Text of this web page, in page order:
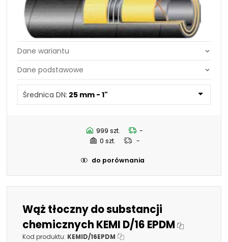
Średnica DN:
Średnica DN:
50,8 mm - 2"
76,2 mm - 3"
101,6 mm - 4"
32 mm - 1.1/4"
Średnica DN: 25 mm - 1"
999 szt.
-
0 szt.
-
do porównania
Wąż tłoczny do substancji
chemicznych KEMI D/16 EPDM
Kod produktu: KEMID/16EPDM